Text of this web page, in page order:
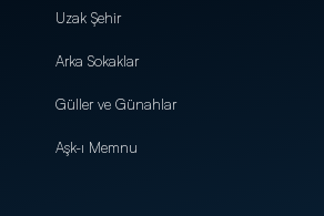
Uzak Şehir
Arka Sokaklar
Güller ve Günahlar
Aşk-ı Memnu